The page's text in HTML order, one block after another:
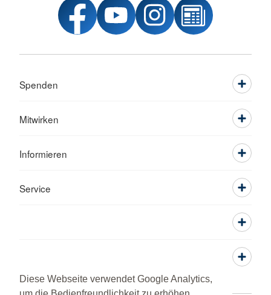
Diese Webseite verwendet Google Analytics,
Spenden
Mitwirken
Informieren
Service